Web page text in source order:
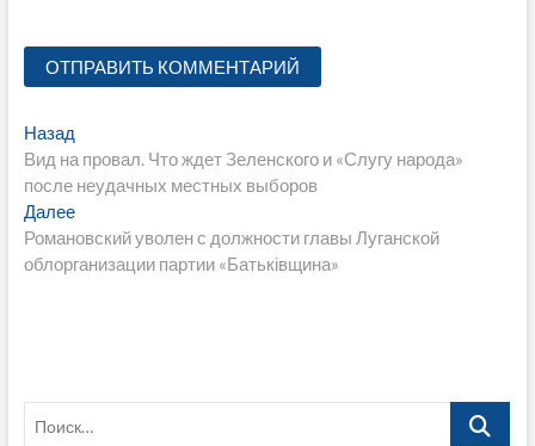
Навигация
по
записям
НазадПредыдущая
запись:
Вид на провал. Что ждет Зеленского и «Слугу народа»
после неудачных местных выборов
ДалееСледующая
запись:
Романовский уволен с должности главы Луганской
облорганизации партии «Батьківщина»
Поиск…